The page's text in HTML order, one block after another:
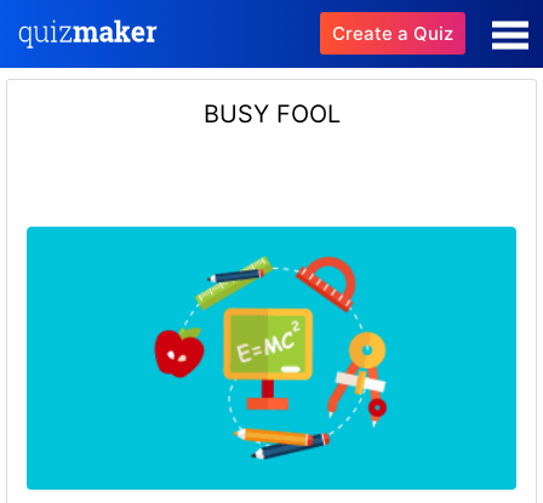
Create a Quiz
BUSY FOOL